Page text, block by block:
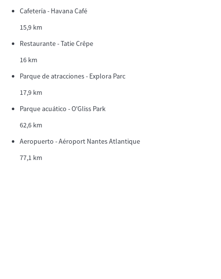
Cafetería - Havana Café
15,9 km
Restaurante - Tatie Crêpe
16 km
Parque de atracciones - Explora Parc
17,9 km
Parque acuático - O'Gliss Park
62,6 km
Aeropuerto - Aéroport Nantes Atlantique
77,1 km